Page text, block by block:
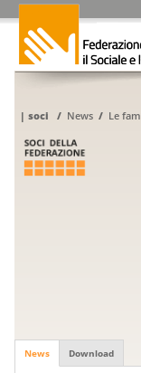
| soci / News/ Le
News Download